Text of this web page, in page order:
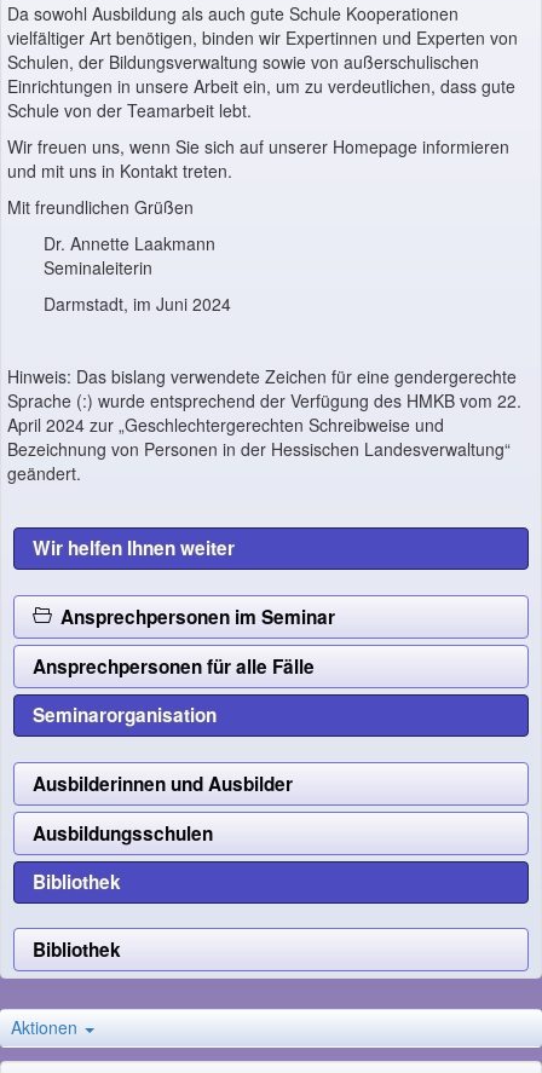
Da sowohl Ausbildung als auch gute Schule Kooperationen
vielfältiger Art benötigen, binden wir Expertinnen und Experten von
Schulen, der Bildungsverwaltung sowie von außerschulischen
Einrichtungen in unsere Arbeit ein, um zu verdeutlichen, dass gute
Schule von der Teamarbeit lebt.
Wir freuen uns, wenn Sie sich auf unserer Homepage informieren
und mit uns in Kontakt treten.
Mit freundlichen Grüßen
Dr. Annette Laakmann
Seminaleiterin
Darmstadt, im Juni 2024
Hinweis: Das bislang verwendete Zeichen für eine gendergerechte
Sprache (:) wurde entsprechend der Verfügung des HMKB vom 22.
April 2024 zur „Geschlechtergerechten Schreibweise und
Bezeichnung von Personen in der Hessischen Landesverwaltung“
geändert.
Wir helfen Ihnen weiter
Ansprechpersonen im Seminar
Ansprechpersonen für alle Fälle
Seminarorganisation
Ausbilderinnen und Ausbilder
Ausbildungsschulen
Bibliothek
Bibliothek
Aktionen